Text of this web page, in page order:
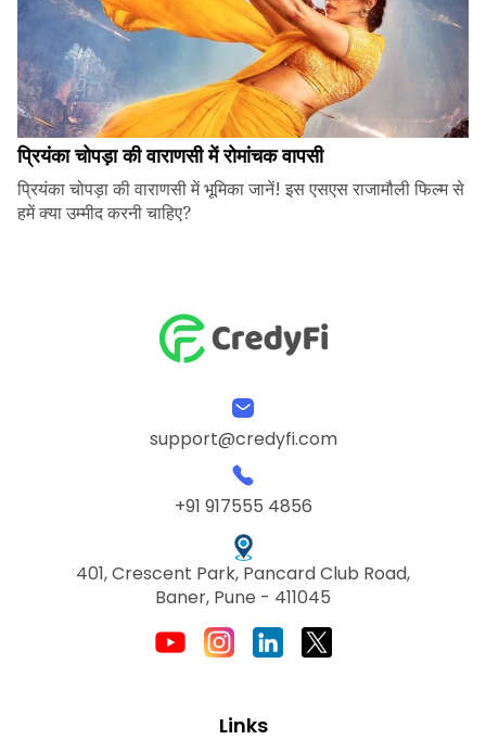
प्रियंका चोपड़ा की वाराणसी में रोमांचक वापसी
प्रियंका चोपड़ा की वाराणसी में भूमिका जानें! इस एसएस राजामौली फिल्म से
हमें क्या उम्मीद करनी चाहिए?
support@credyfi.com
+91 917555 4856
401, Crescent Park, Pancard Club Road,
Baner, Pune - 411045
Links